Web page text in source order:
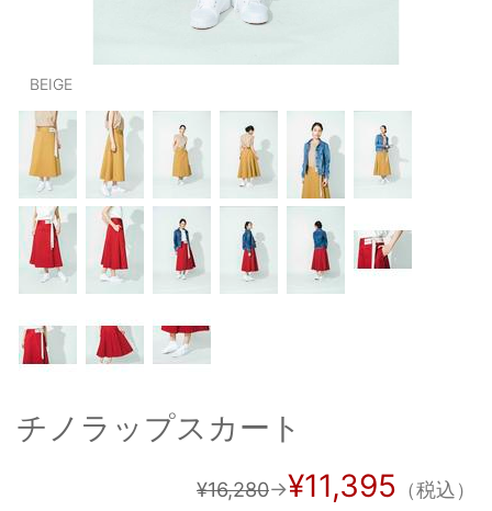
PANTS/SKIRT : パンツ・スカート
TOPS : トップス
OUTERS : アウター
OUTLET : アウトレット
MENS : メンズ
LADIES : レディース
新規会員登録
お買い物カゴ
ご利用ガイド
BEIGE
チノラップスカート
¥16,280→¥11,395 （税込）